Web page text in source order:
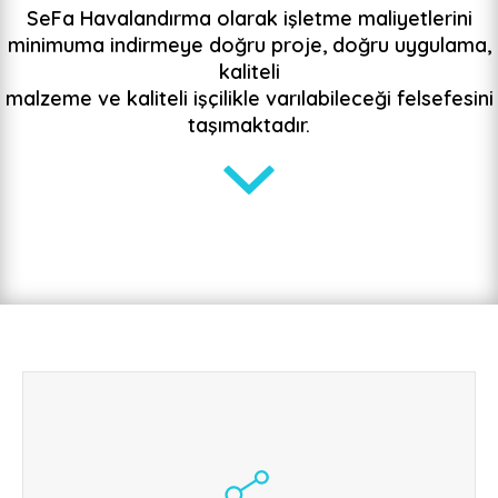
SeFa Havalandırma olarak işletme maliyetlerini
minimuma indirmeye doğru proje, doğru uygulama,
kaliteli
malzeme ve kaliteli işçilikle varılabileceği felsefesini
taşımaktadır.